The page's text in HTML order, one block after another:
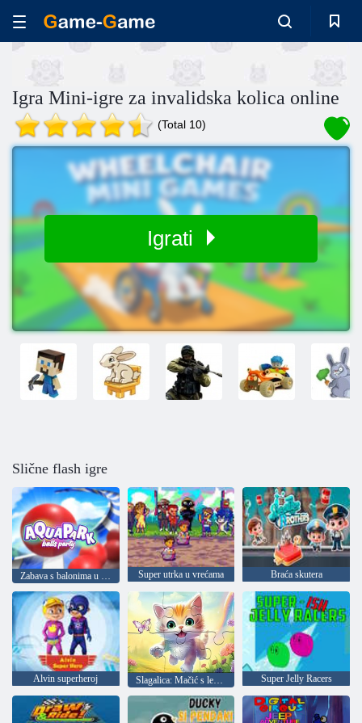
Igra Mini-igre za invalidska kolica online
(Total 10)
Igrati
Slične flash igre
Zabava s balonima u vodenom parku Super utrka u vrećama Braća skutera
Alvin superheroj Slagalica: Mačić s leptirom Super Jelly Racers